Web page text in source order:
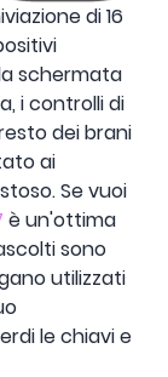
di 16
schermata
i controlli di
dei brani
ai
Se vuoi
è un'ottima
sono
utilizzati
le chiavi e